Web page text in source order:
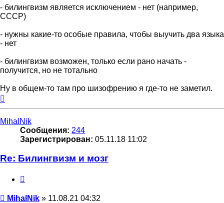
- билингвизм является исключением - нет (например,
СССР)
- нужны какие-то особые правила, чтобы выучить два языка
- нет
- билингвизм возможен, только если рано начать -
получится, но не тотально
Ну в общем-то там про шизофрению я где-то не заметил.
MihalNik
Сообщения: 244
Зарегистрирован: 05.11.18 11:02
Re: Билингвизм и мозг
Сообщение
MihalNik » 11.08.21 04:32